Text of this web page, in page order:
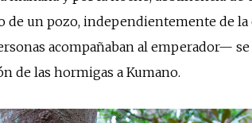
de un pozo, independientemente de
acompañaban al emperador—
de las hormigas a Kumano.